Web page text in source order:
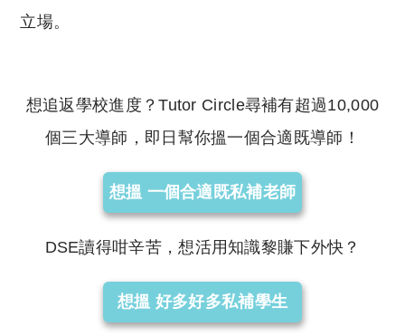
立場。
想追返學校進度？Tutor Circle尋補有超過10,000
個三大導師，即日幫你搵一個合適既導師！
想搵 一個合適既私補老師
DSE讀得咁辛苦，想活用知識黎賺下外快？
想搵 好多好多私補學生